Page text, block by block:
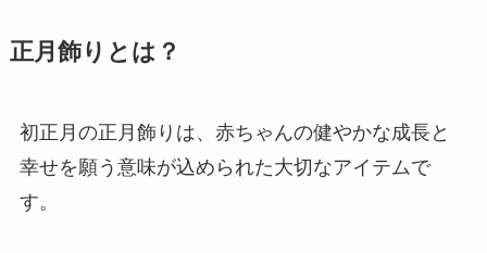
正月飾りとは？
初正月の正月飾りは、赤ちゃんの健やかな成長と
幸せを願う意味が込められた大切なアイテムで
す。